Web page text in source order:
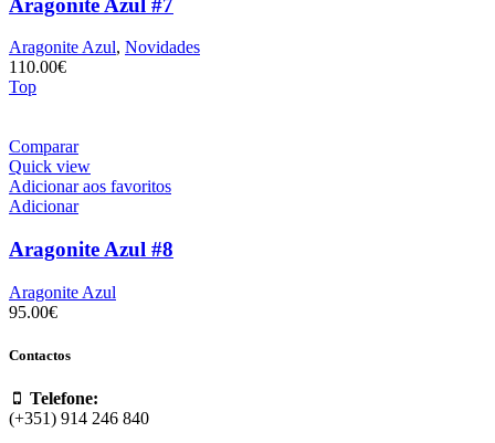
Aragonite Azul, Novidades
110.00€
Top
Comparar
Quick view
Adicionar aos favoritos
Adicionar
Aragonite Azul #8
Aragonite Azul
95.00€
Contactos
Telefone:
(+351) 914 246 840